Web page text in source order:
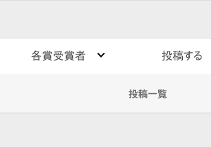
各賞受賞者 投稿する
投稿一覧